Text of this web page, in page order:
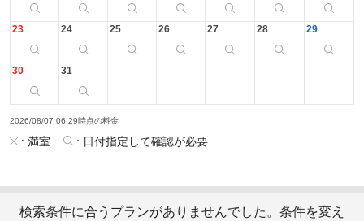
23 24 25 26 27 28 29
30 31
2026/08/07 06:29時点の料金
: 満室 : 日付指定して確認が必要
検索条件に合うプランがありませんでした。条件を変え